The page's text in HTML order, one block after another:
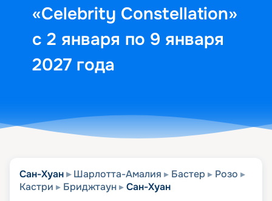
«Celebrity Constellation»
с 2 января по 9 января
2027 года
Сан-Хуан Шарлотта-Амалия Бастер
Розо
Кастри
Бриджтаун Сан-Хуан